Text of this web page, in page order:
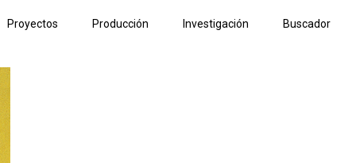
Proyectos Producción Investigación Buscador